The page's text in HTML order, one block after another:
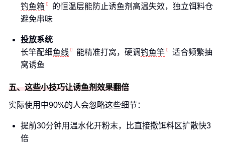
钓鱼箱
的恒温层能防止诱鱼剂高温失效，独立饵料仓
避免串味
投放系统
长竿配细鱼线 能精准打窝，硬调钓鱼竿
适合频繁抽
窝诱鱼
五、这些小技巧让诱鱼剂效果翻倍
实际使用中90%的人会忽略这些细节：
提前30分钟用温水化开粉末，比直接撒饵料区扩散快3
倍